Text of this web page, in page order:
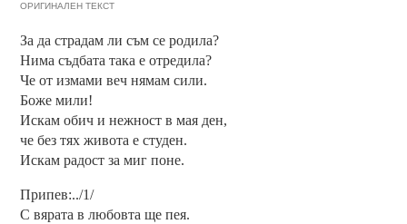
ОРИГИНАЛЕН ТЕКСТ
За да страдам ли съм се родила?
Нима съдбата така е отредила?
Че от измами веч нямам сили.
Боже мили!
Искам обич и нежност в мая ден,
че без тях живота е студен.
Искам радост за миг поне.
Припев:../1/
С вярата в любовта ще пея.